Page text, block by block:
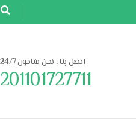
اتصل بنا ، نحن متاحون 24/7
201101727711